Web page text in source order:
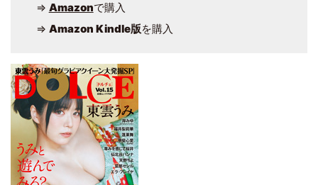
⇒ Amazonで購入
⇒ Amazon Kindle版を購入